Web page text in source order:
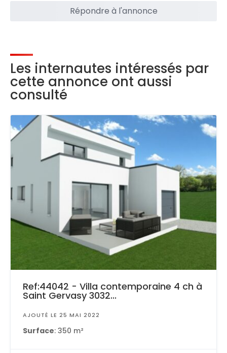
Répondre à l'annonce
Les internautes intéressés par
cette annonce ont aussi
consulté
Ref:44042 - Villa contemporaine 4 ch à
Saint Gervasy 3032...
AJOUTÉ LE 25 MAI 2022
Surface: 350 m²